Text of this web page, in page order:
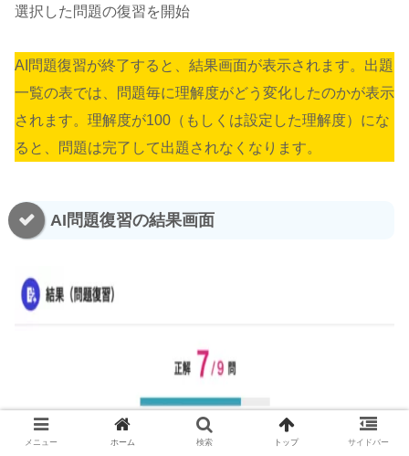
選択した問題の復習を開始
AI問題復習が終了すると、結果画面が表示されます。出題
一覧の表では、問題毎に理解度がどう変化したのかが表示
されます。理解度が100（もしくは設定した理解度）にな
ると、問題は完了して出題されなくなります。
AI問題復習の結果画面
メニュー ホーム 検索 トップ サイドバー